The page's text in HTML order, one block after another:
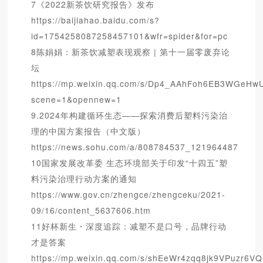
7《2022新茶饮研究报告》发布
https://baijiahao.baidu.com/s?
id=1754258087258457101&wfr=spider&for=pc
8陈娟娟：新茶饮减塑表现观察 | 第十一届零废弃论
坛
https://mp.weixin.qq.com/s/
scene=1&opennew=1
9.2024年构建循环生态——探索消费后塑料污染治
理的中国方案报告（中文版）
https://news.sohu.com/a/808784537_121964487
10国家发展改革委 生态环境部关于印发“十四五”塑
料污染治理行动方案的通知
https://www.gov.cn/zhengce/zhengceku/2021-
09/16/content_5637606.htm
11好杯新生・深度追踪：减塑不是口号，品牌行动
才是答案
https://mp.weixin.qq.com/s/